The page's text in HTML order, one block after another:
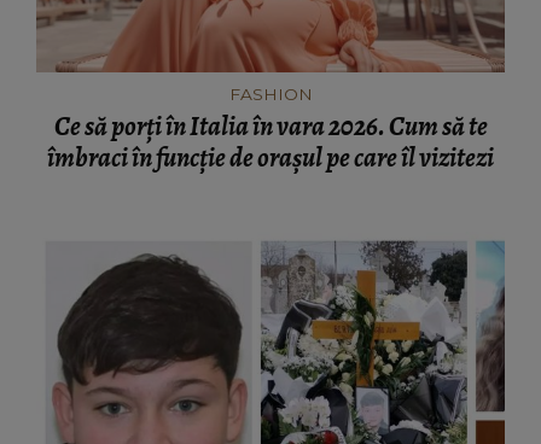
FASHION
Ce să porți în Italia în vara 2026. Cum să te
îmbraci în funcție de orașul pe care îl vizitezi